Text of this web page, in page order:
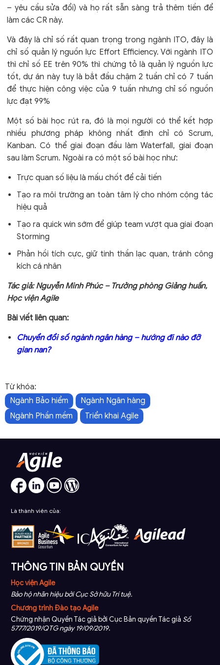
– yêu cầu sửa đổi) và họ rất sẵn sàng trả thêm tiền để
làm các CR này.
Và đây là chỉ số rất quan trọng trong ngành ITO, đây là
chỉ số quản lý nguồn lực Effort Efficiency. Với ngành ITO
thì chỉ số EE trên 90% thì chứng tỏ là quản lý nguồn lực
tốt, dự án này tuy là bắt đầu chậm 2 tuần chỉ có 7 tuần
để thực hiện công việc của 9 tuần nhưng chỉ số nguồn
lực đạt 99%
Một số bài học rút ra, đó là mọi người có thể kết hợp
nhiều phương pháp không nhất định chỉ có Scrum,
Kanban. Có thể giai đoạn đầu làm Waterfall, giai đoạn
sau làm Scrum. Ngoài ra có một số bài học như:
Trực quan số liệu là mấu chốt để cải tiến
Tạo ra môi trường an toàn tâm lý cho nhóm cộng tác
hiệu quả
Tạo ra quick win sớm để giúp team vượt qua giai đoạn
Storming
Phản hồi tích cực, giữ tinh thần lạc quan, tránh công
kích cá nhân
Tác giả: Nguyễn Minh Phúc – Trưởng phòng Giảng huấn,
Học viện Agile
Bài viết liên quan:
Chuyển đổi số ngành ngân hàng – hướng đi nào đỡ
gian nan?
Từ khóa:
Ngành Bảo hiểm
Ngành Ngân hàng
Ngành Phần mềm
Triển khai Agile
Là thành viên của:
THÔNG TIN BẢN QUYỀN
Học viện Agile
Bảo hộ nhãn hiệu bởi Cục Sở hữu Trí tuệ.
Chương trình Đào tạo Agile
Chứng nhận Quyền Tác giả bởi Cục Bản quyền Tác giả Số
5777/2019/QTG ngày 19/09/2019.